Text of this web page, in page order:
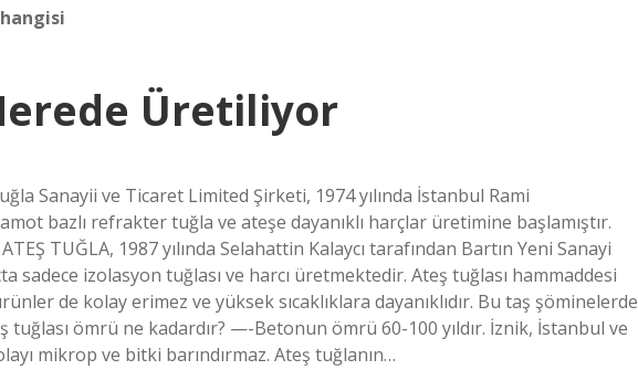
Üretiliyor
Sanayii ve Ticaret Limited Şirketi, 1974 yılında İstanbul Rami
bazlı refrakter tuğla ve ateşe dayanıklı harçlar üretimine başlamıştır.
TUĞLA, 1987 yılında Selahattin Kalaycı tarafından Bartın Yeni Sanayi
sadece izolasyon tuğlası ve harcı üretmektedir. Ateş tuğlası hammaddesi
de kolay erimez ve yüksek sıcaklıklara dayanıklıdır. Bu taş şöminelerde
tuğlası ömrü ne kadardır? —-Betonun ömrü 60-100 yıldır. İznik, İstanbul ve
mikrop ve bitki barındırmaz. Ateş tuğlanın…